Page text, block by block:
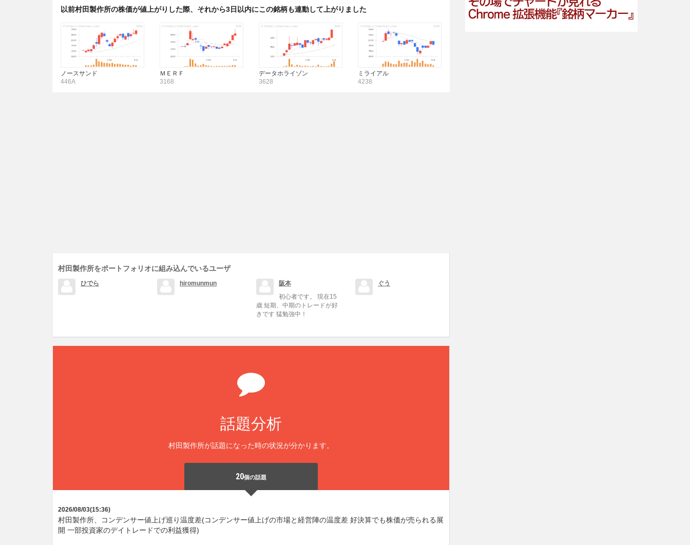
以前村田製作所の株価が値上がりした際、それから3日以内にこの銘柄も連動して上がりました
ノースサンド
446A
ＭＥＲＦ
3168
データホライゾン
3628
ミライアル
4238
村田製作所をポートフォリオに組み込んでいるユーザ
ひでら hiromunmun
阪本
初心者です。 現在15
歳 短期、中期のトレードが好
きです 猛勉強中！
ぐう
話題分析
村田製作所が話題になった時の状況が分かります。
20個の話題
2026/08/03(15:36)
村田製作所、コンデンサー値上げ巡り温度差(コンデンサー値上げの市場と経営陣の温度差 好決算でも株価が売られる展
開 一部投資家のデイトレードでの利益獲得)